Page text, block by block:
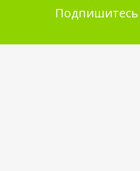
Подпишитесь